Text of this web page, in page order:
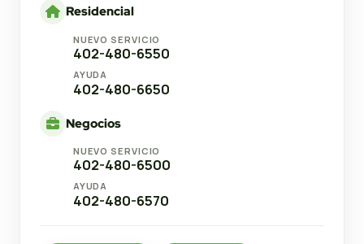
Residencial
NUEVO SERVICIO
402-480-6550
AYUDA
402-480-6650
Negocios
NUEVO SERVICIO
402-480-6500
AYUDA
402-480-6570